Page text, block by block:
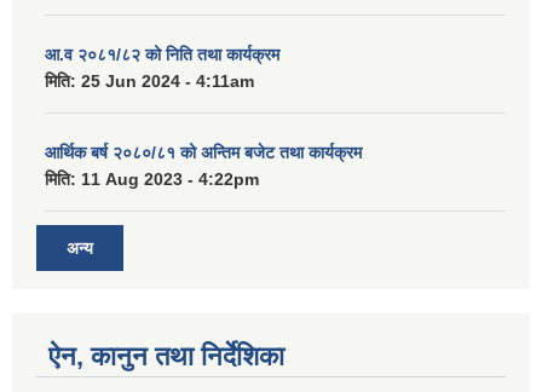
आ.व २०८१/८२ को निति तथा कार्यक्रम
मिति: 25 Jun 2024 - 4:11am
आर्थिक बर्ष २०८०/८१ को अन्तिम बजेट तथा कार्यक्रम
मिति: 11 Aug 2023 - 4:22pm
अन्य
ऐन, कानुन तथा निर्देशिका